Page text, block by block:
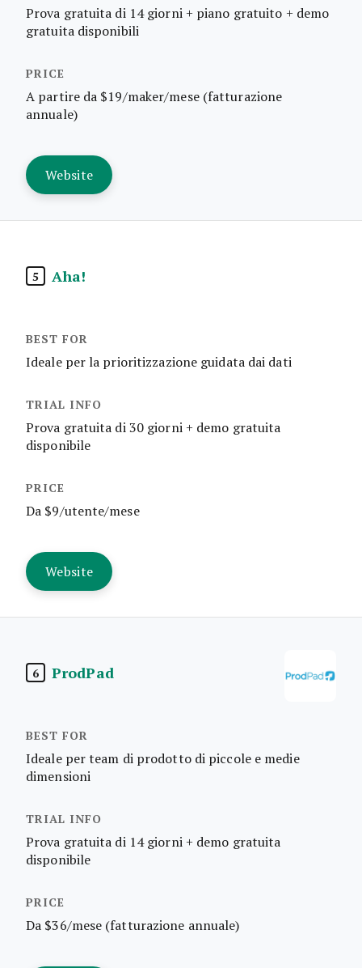
Prova gratuita di 14 giorni + piano gratuito + demo
gratuita disponibili
A partire da $19/maker/mese (fatturazione
annuale)
Website
5 Aha!
Ideale per la prioritizzazione guidata dai dati
Prova gratuita di 30 giorni + demo gratuita
disponibile
Da $9/utente/mese
Website
6 ProdPad
Ideale per team di prodotto di piccole e medie
dimensioni
Prova gratuita di 14 giorni + demo gratuita
disponibile
Da $36/mese (fatturazione annuale)